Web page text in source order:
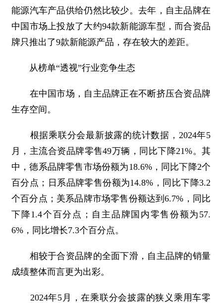
能源汽车产品供给仍然比较少。去年，自主品牌在
中国市场上投放了大约94款新能源车型，而合资品
牌只推出了9款新能源产品，存在较大的差距。
从榜单“透视”行业竞争生态
在中国市场，自主品牌正在不断挤压合资品牌
生存空间。
根据乘联分会最新披露的统计数据，2024年5
月，主流合资品牌零售49万辆，同比下降21%。其
中，德系品牌零售市场份额为18.6%，同比下降2个
百分点；日系品牌零售份额为14.8%，同比下降3.2
个百分点；美系品牌市场零售份额达到6.7%，同比
下降1.4个百分点；自主品牌国内零售份额为57.
6%，同比增长7.3个百分点。
相较于合资品牌的全面下滑，自主品牌的销量
成绩整体而言更为出彩。
2024年5月，在乘联分会披露的狭义乘用车零